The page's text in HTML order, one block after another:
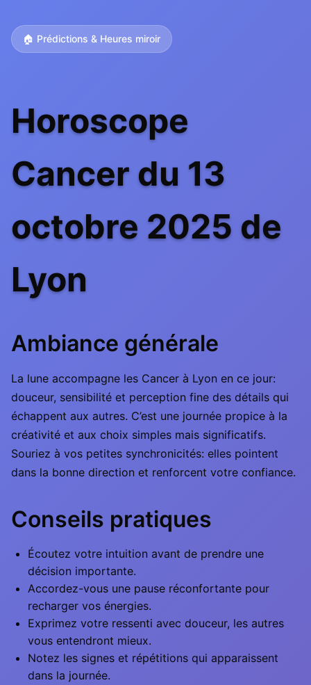
🏠 Prédictions & Heures miroir
Horoscope
Cancer du 13
octobre 2025 de
Lyon
Ambiance générale
La lune accompagne les Cancer à Lyon en ce jour:
douceur, sensibilité et perception fine des détails qui
échappent aux autres. C’est une journée propice à la
créativité et aux choix simples mais significatifs.
Souriez à vos petites synchronicités: elles pointent
dans la bonne direction et renforcent votre confiance.
Conseils pratiques
Écoutez votre intuition avant de prendre une
décision importante.
Accordez-vous une pause réconfortante pour
recharger vos énergies.
Exprimez votre ressenti avec douceur, les autres
vous entendront mieux.
Notez les signes et répétitions qui apparaissent
dans la journée.